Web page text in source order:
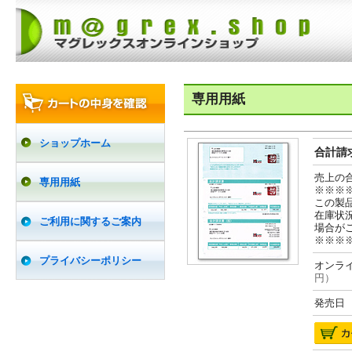
ショップホーム
専用用紙
ご利用に関するご案内
プライバシーポリシー
専用用紙
合計請
売上の
この製
在庫状
場合が
オン
円）
発売日